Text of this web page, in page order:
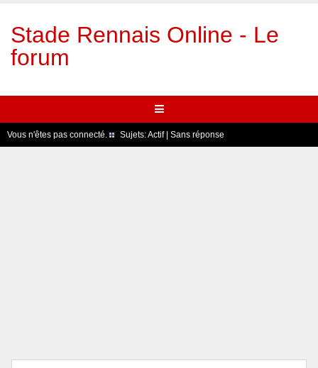
Stade Rennais Online - Le
forum
Vous n'êtes pas connecté. Sujets:Actif| Sans réponse